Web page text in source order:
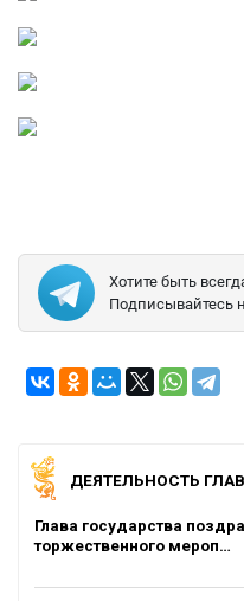
Хотите быть
Подписывайтесь
ДЕЯТЕЛЬНОСТЬ
Глава государства
торжественного мероп…